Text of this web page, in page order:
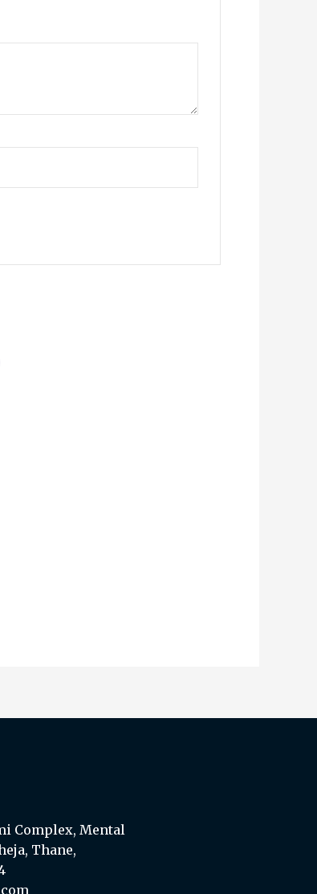
Complex, Mental
Thane,